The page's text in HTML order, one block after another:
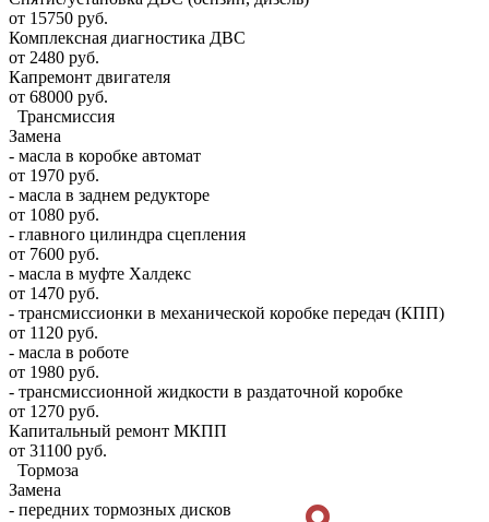
от 15750 руб.
Комплексная диагностика ДВС
от 2480 руб.
Капремонт двигателя
от 68000 руб.
Трансмиссия
Замена
- масла в коробке автомат
от 1970 руб.
- масла в заднем редукторе
от 1080 руб.
- главного цилиндра сцепления
от 7600 руб.
- масла в муфте Халдекс
от 1470 руб.
- трансмиссионки в механической коробке передач (КПП)
от 1120 руб.
- масла в роботе
от 1980 руб.
- трансмиссионной жидкости в раздаточной коробке
от 1270 руб.
Капитальный ремонт МКПП
от 31100 руб.
Тормоза
Замена
- передних тормозных дисков